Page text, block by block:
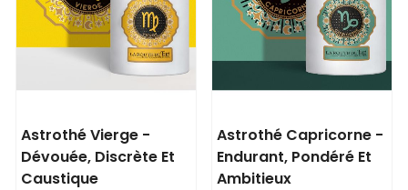
Astrothé Vierge -
Dévouée, Discrète Et
Caustique
Astrothé Capricorne -
Endurant, Pondéré Et
Ambitieux